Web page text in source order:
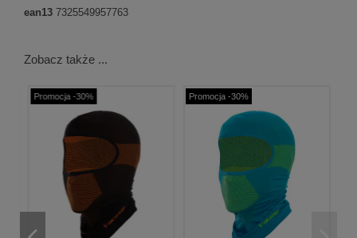
ean13 7325549957763
Zobacz także ...
Promocja -30% Promocja -30%